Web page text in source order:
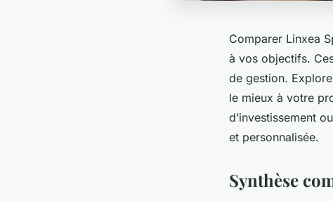
Comparer Linxea
à vos objectifs.
de gestion.
le mieux à votre
d’investissement
et personnalisée.
Synthèse